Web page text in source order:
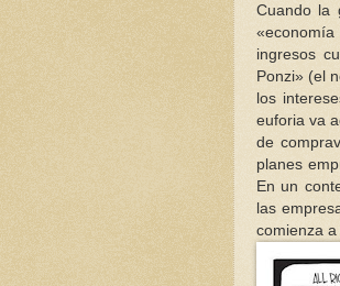
Cuando la
ingresos
Ponzi» (el
los
euforia va
de
planes
En un
las
comienza a